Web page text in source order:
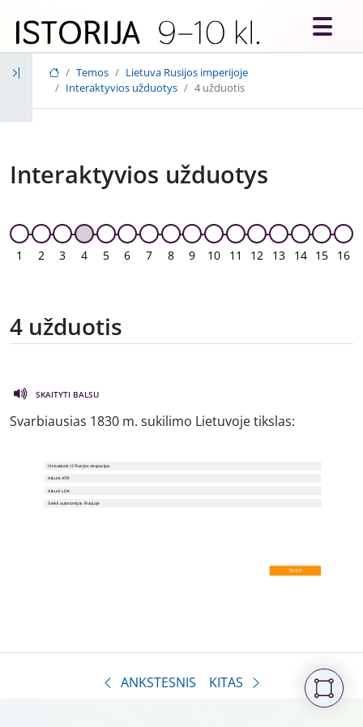
Temos
Lietuva Rusijos imperijoje
Interaktyvios užduotys
4 užduotis
Interaktyvios užduotys
1 2 3 4 5 6 7 8 9 10 11 12 13 14 15 16
4 užduotis
SKAITYTI BALSU
Svarbiausias 1830 m. sukilimo Lietuvoje tikslas:
ANKSTESNIS KITAS